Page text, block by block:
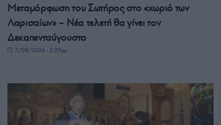
Μεταμόρφωση του Σωτήρος στο «χωριό των
Λαρισαίων» – Νέα τελετή θα γίνει τον
Δεκαπενταύγουστο
7/08/2026 - 2:29μμ